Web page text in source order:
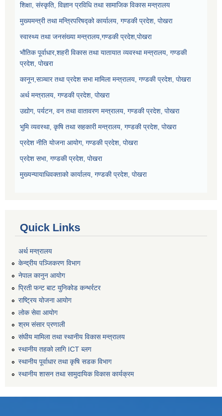
शिक्षा, संस्कृति, विज्ञान प्रविधि तथा सामाजिक विकास मन्त्रालय
मुख्यमन्त्री तथा मन्त्रिपरिषद्को कार्यालय, गण्डकी प्रदेश, पोखरा
स्वास्थ्य तथा जनसंख्या मन्त्रालय,गण्डकी प्रदेश,पोखरा
भौतिक पूर्वाधार,शहरी विकास तथा यातायात व्यवस्था मन्त्रालय, गण्डकी
प्रदेश, पोखरा
कानून,सञ्चार तथा प्रदेश सभा मामिला मन्त्रालय, गण्डकी प्रदेश, पोखरा
अर्थ मन्त्रालय, गण्डकी प्रदेश, पोखरा
उद्योग, पर्यटन, वन तथा वातावरण मन्त्रालय, गण्डकी प्रदेश, पोखरा
भुमि व्यवस्था, कृषि तथा सहकारी मन्त्रालय, गण्डकी प्रदेश, पोखरा
प्रदेश नीति योजना आयोग, गण्डकी प्रदेश, पोखरा
प्रदेश सभा, गण्डकी प्रदेश, पोखरा
मुख्यन्यायाधिवक्ताको कार्यालय, गण्डकी प्रदेश, पोखरा
Quick Links
अर्थ मन्त्रालय
केन्द्रीय पञ्जिकरण विभाग
नेपाल कानुन आयोग
प्रिती फन्ट बाट युनिकोड कन्भर्रटर
राष्ट्रिय योजना आयोग
लोक सेवा आयोग
श्रम संसार प्रणाली
संघीय मामिला तथा स्थानीय विकास मन्त्रालय
स्थानीय तहको लागि ICT ब्लग
स्थानीय पूर्वाधार तथा कृषि सडक विभाग
स्थानीय शासन तथा सामुदायिक विकास कार्यक्रम